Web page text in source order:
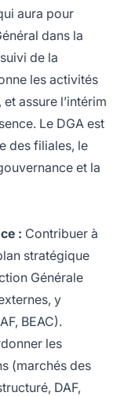
aura pour
dans la
de la
les activités
assure l’intérim
Le DGA est
des filiales, le
et la
: Contribuer à
stratégique
Générale
y
BEAC).
les
(marchés des
DAF,